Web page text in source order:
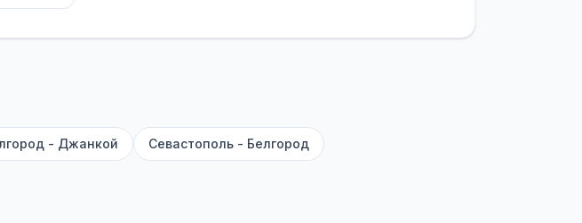
У нас
не нужно.
время в пути и цену. Кнопка «Детали рейса»
- Джанкой Севастополь - Белгород